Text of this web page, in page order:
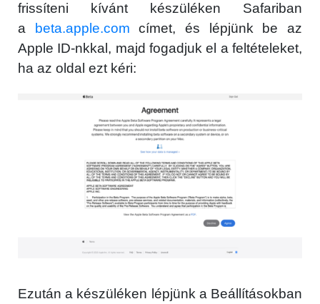
frissíteni kívánt készüléken Safariban
a
beta.apple.com címet, és lépjünk be az
Apple ID-nkkal, majd fogadjuk el a feltételeket,
ha az oldal ezt kéri:
Ezután a készüléken lépjünk a Beállításokban